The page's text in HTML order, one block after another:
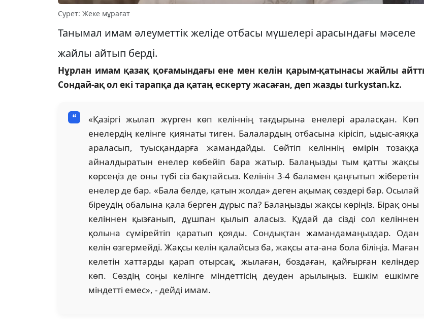
Сурет: Жеке мұрағат
Танымал имам әлеуметтік желіде отбасы мүшелері арасындағы мәселе
жайлы айтып берді.
Нұрлан имам қазақ қоғамындағы ене мен келін қарым-қатынасы жайлы
Сондай-ақ ол екі тарапқа да қатаң ескерту жасаған, деп жазды turkystan.kz.
«Қазіргі жылап жүрген көп келіннің тағдырына енелері араласқан. Көп
енелердің келінге қиянаты тиген. Балалардың отбасына кірісіп, ыдыс-аяққа
араласып, туысқандарға жамандайды. Сөйтіп келіннің өмірін тозаққа
айналдыратын енелер көбейіп бара жатыр. Балаңызды тым қатты жақсы
көрсеңіз де оны түбі сіз бақпайсыз. Келінін 3-4 баламен қаңғытып жіберетін
енелер де бар. «Бала белде, қатын жолда» деген ақымақ сөздері бар. Осылай
біреудің обалына қала берген дұрыс па? Балаңызды жақсы көріңіз. Бірақ оны
келіннен қызғанып, дұшпан қылып аласыз. Құдай да сізді сол келіннен
қолына сүмірейтіп қаратып қояды. Сондықтан жамандамаңыздар. Одан
келін өзгермейді. Жақсы келін қалайсыз ба, жақсы ата-ана бола біліңіз. Маған
келетін хаттарды қарап отырсақ, жылаған, боздаған, қайғырған келіндер
көп. Сөздің соңы келінге міндеттісің деуден арылыңыз. Ешкім ешкімге
міндетті емес», - дейді имам.